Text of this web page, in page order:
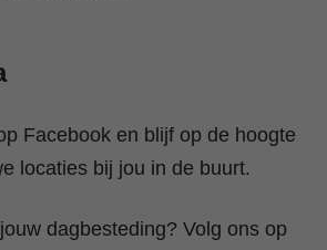
Facebook en blijf op de hoogte
locaties bij jou in de buurt.
dagbesteding? Volg ons op